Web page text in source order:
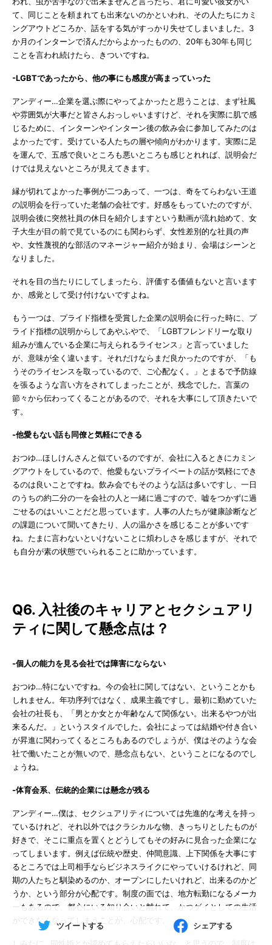
て、同じことを頼まれても出来ないのかといわれ、その人たちにカミ
ングアウトどころか、話をする気がすっかり失せてしまいました。3
か月のインターンで済んだからよかったものの、20年も30年も同じ
ことを言われ続けたら、きついですね。
-LGBTであったから、他の事にも感度が高まっていった
アンディー…企業を選ぶ際にやってよかったと思うことは、まず社風
や雰囲気が大事だと皆さんおっしゃいますけど、それを実際に肌で感
じるために、インターンやインターン後の飲み会に参加してみたのは
よかったです。受けている人たちの層や傾向がわかります。実際に足
を運んで、五感で良いところも悪いところも感じとれれば、説明会だ
けでは見えないところが見えてきます。
縁が切れてよかった事例が二つあって、一つは、奇をてらわない王道
の説明会を行っていた老舗の会社です。好感をもっていたのですが、
説明会後に突然社員の休日を紹介しますという動画が流れ始めて、女
子大生が目の前で見ているのにも関わらず、女性差別的な社員の声
や、女性蔑視的な部活のマネージャー紹介が始まり、会場はシーンと
なりました。
それを目の当たりにしてしまったら、評価する価値もないと言います
か、感覚として受け付けないですよね。
もう一つは、プライド指標を受賞した企業の説明会に行った時に、プ
ライド指標の説明からしてあやふやで、「LGBTフレンドリーな取り
組みが進んでいる企業に与えられるライセンス」と言っていました
が、意味が全く違います。それだけならまだ良かったのですが、「も
うそのライセンスを取っているので、ご心配なく。」とまるで予防線
を張るような言い方をされてしまったことが、残念でした。言葉の
節々から伝わってくることがあるので、それを大事にして頂きたいで
す。
-他愛もない話も同僚と気軽にできる
おつゆ…ほしけんさんと似ているのですが、会社に入るときにカミン
グアウトをしているので、他愛もないプライベートの話が気軽にでき
るのは良いことですね。飲み会でもそのような話は多いですし、一日
のうちの約二分の一を会社の人と一緒に過ごすので、嘘をつかずに過
ごせるのはいいことだと思っています。人事の人たちが健康診断など
の課題について聞いてきたり、人の温かさを感じることが多いです
ね。たまに言わないといけないことに煩わしさを感じますが、それで
も自分が素の状態でいられることに助かっています。
Q6. 入社後のキャリアとセクシュアリ
ティに関して懸念点は？
-個人の能力を見る会社では障害にならない
おつゆ…特にないですね。今の会社に関してはない、ということかも
しれません。年功序列ではなく、成果主義ですし。最初に勤めていた
会社の社長も、「男とか女とか年齢なんて関係ない。出来るやつが出
来るんだ。」というスタイルでした。会社によっては結婚や付き合い
が昇進に関わってくるところもあるのでしょうが、僕はそのような会
社で働いたことが無いので、懸念点もない、ということになるのでし
ょうね。
-体育会系、伝統的企業には懸念が残る
アンディー…僕は、セクシュアリティについては先進的な考えを持っ
ているけれど、それ以外ではクラシカルな物、きっちりとしたものが
好きで、そこに重点を置くとどうしてもその好みに見合った企業にな
ってしまいます。例えば伝統や歴史、仲間意識、上下関係を大事にす
るところでは上司相手ならビジネスライクにやっていけるけれど、同
期の人たちと馴染めるのか、オープンにしたいけれど、出来るのかど
うか、という部分が心配です。制度の面では、地方転勤になるメーカ
ーもあるので、都心にいる知り合いと離れて、かつゲイとしての生活
ができなくなってしまうことが、心配です。
しみたに…同性婚とか認めてもらえたらいいな、と思うので、制度は
ツイートする シェアする